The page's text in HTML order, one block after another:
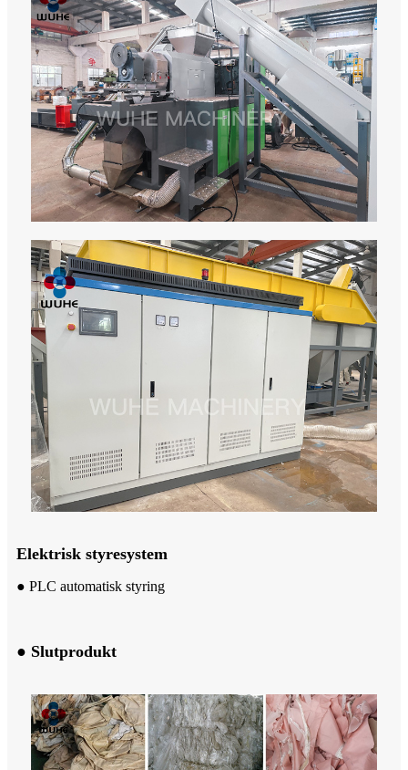
Elektrisk styresystem
● PLC automatisk styring
● Slutprodukt